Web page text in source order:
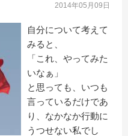
2014年05月09日
自分について考えて
みると、
「これ、やってみた
いなぁ」
と思っても、いつも
言っているだけであ
り、なかなか行動に
うつせない私でし